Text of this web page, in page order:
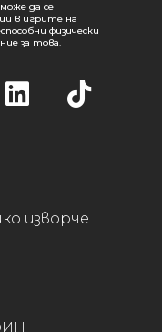
да се
в игрите на
физически
за това.
изворче